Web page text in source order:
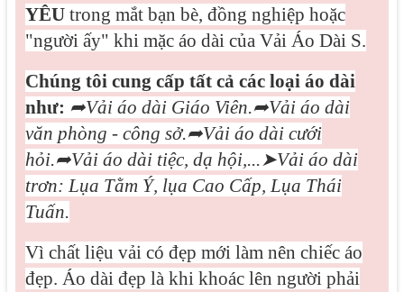
YÊUtrong mắt bạn bè, đồng nghiệp hoặc
"người ấy" khi mặc áo dài của Vải Áo Dài S.
Chúng tôi cung cấp tất cả các loại áo dài
như: ➦Vải áo dài Giáo Viên.➦Vải áo dài
văn phòng - công sở.➦Vải áo dài cưới
hỏi.➦Vải áo dài tiệc, dạ hội,...➤Vải áo dài
trơn: Lụa Tằm Ý, lụa Cao Cấp, Lụa Thái
Tuấn.
Vì chất liệu vải có đẹp mới làm nên chiếc áo
đẹp. Áo dài đẹp là khi khoác lên người phải